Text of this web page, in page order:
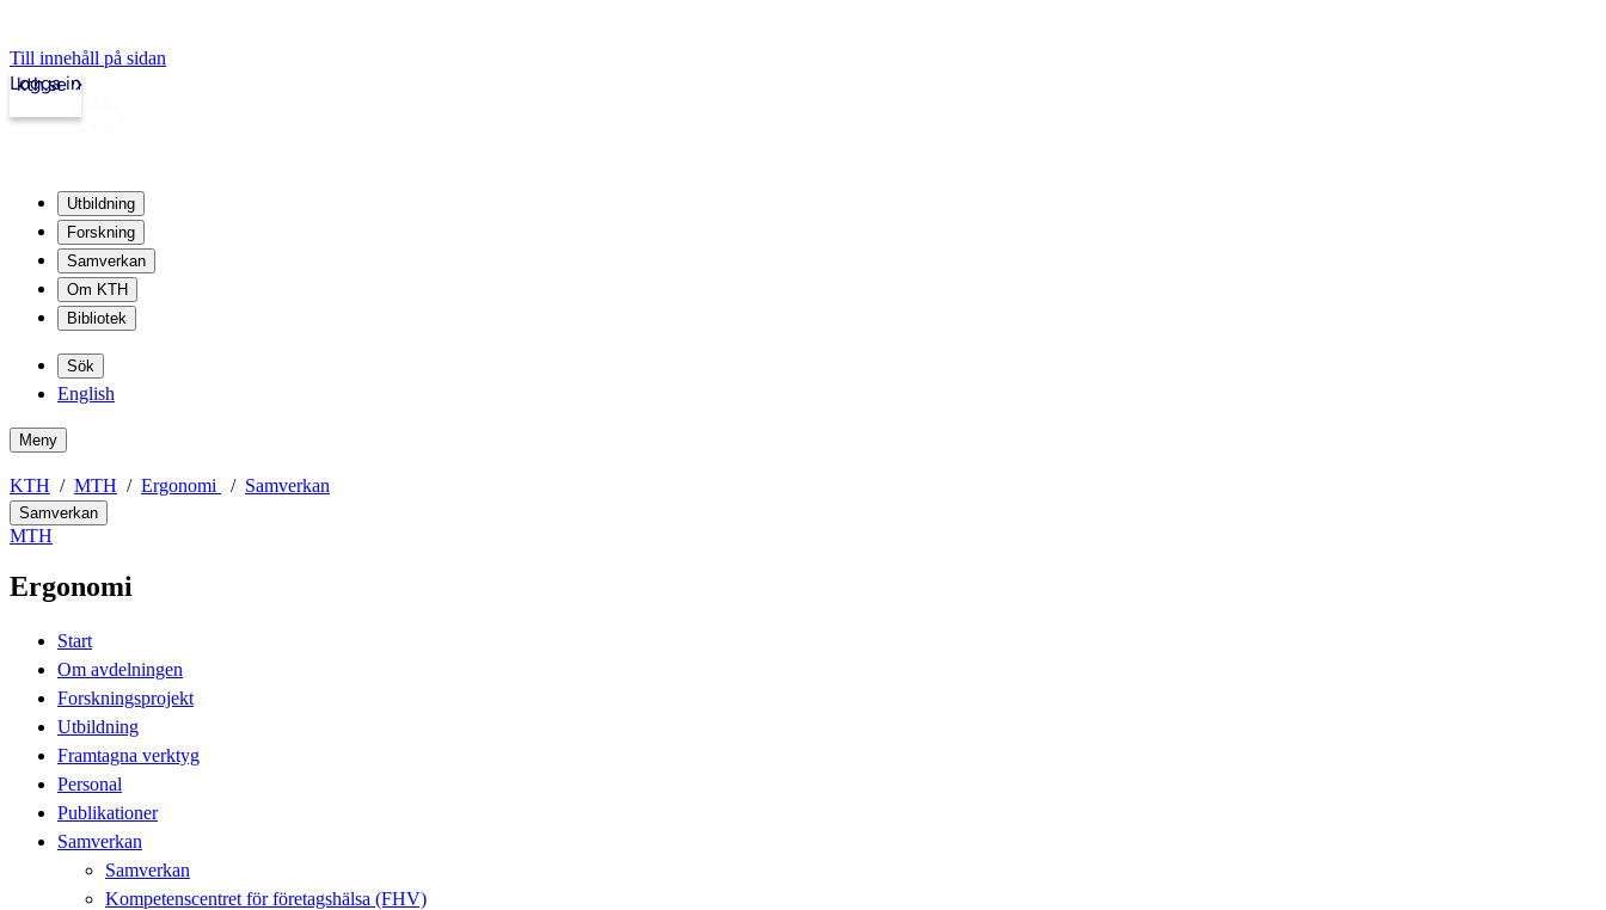
Till innehåll på sidan
kth.se
Logga in
Utbildning
Forskning
Samverkan
Om KTH
Bibliotek
Sök
English
Meny
KTH MTH Ergonomi Samverkan
Samverkan
MTH
Ergonomi
Start
Om avdelningen
Forskningsprojekt
Utbildning
Framtagna verktyg
Personal
Publikationer
Samverkan
Samverkan
Kompetenscentret för företagshälsa (FHV)